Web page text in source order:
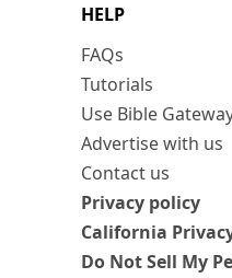
HELP
FAQs
Tutorials
Use Bible
Advertise with us
Contact us
Privacy policy
California
Do Not Sell My